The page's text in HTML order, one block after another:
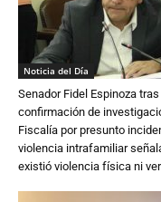
Noticia del Día
Senador Fidel Espinoza tras
confirmación de
Fiscalía por presunto
violencia intrafamiliar
existió violencia física ni